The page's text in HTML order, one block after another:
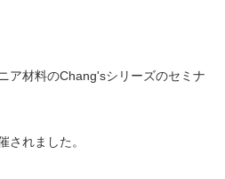
ア材料のChang'sシリーズのセミナ
されました。